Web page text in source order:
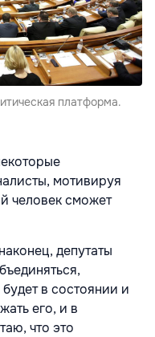
платформа.
мотивируя
человек сможет
депутаты
в состоянии и
его, и в
что это